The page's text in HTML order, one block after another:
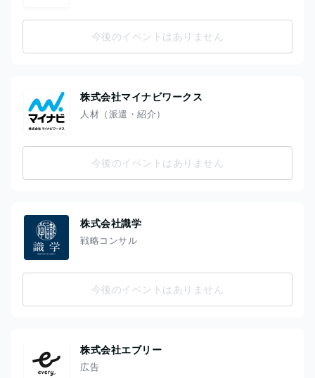
今後のイベントはありません
株式会社マイナビワークス
人材（派遣・紹介）
今後のイベントはありません
株式会社識学
戦略コンサル
今後のイベントはありません
株式会社エブリー
広告